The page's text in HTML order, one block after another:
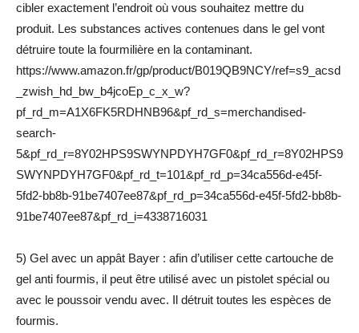
cibler exactement l’endroit où vous souhaitez mettre du
produit. Les substances actives contenues dans le gel vont
détruire toute la fourmilière en la contaminant.
https://www.amazon.fr/gp/product/B019QB9NCY/ref=s9_acsd
_zwish_hd_bw_b4jcoEp_c_x_w?
pf_rd_m=A1X6FK5RDHNB96&pf_rd_s=merchandised-
search-
5&pf_rd_r=8Y02HPS9SWYNPDYH7GF0&pf_rd_r=8Y02HPS9
SWYNPDYH7GF0&pf_rd_t=101&pf_rd_p=34ca556d-e45f-
5fd2-bb8b-91be7407ee87&pf_rd_p=34ca556d-e45f-5fd2-bb8b-
91be7407ee87&pf_rd_i=4338716031
5) Gel avec un appât Bayer : afin d’utiliser cette cartouche de
gel anti fourmis, il peut être utilisé avec un pistolet spécial ou
avec le poussoir vendu avec. Il détruit toutes les espèces de
fourmis.